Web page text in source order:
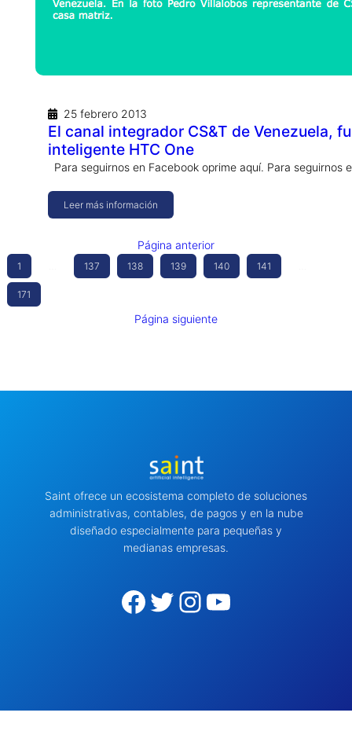
25 febrero 2013
El canal integrador CS&T de Venezuela,
inteligente HTC One
Para seguirnos en Facebook oprime aquí. Para
Leer más información
Página anterior
1 137 138 139 140 141
171
Página siguiente
Saint ofrece un ecosistema completo de soluciones
administrativas, contables, de pagos y en la nube
diseñado especialmente para pequeñas y
medianas empresas.
Facebook Twitter Instagram YouTube